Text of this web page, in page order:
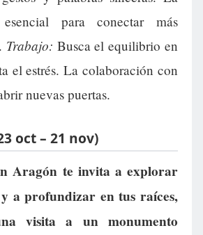
para conectar más
Trabajo: Busca el equilibrio en
el estrés. La colaboración con
nuevas puertas.
oct – 21 nov)
Aragón te invita a explorar
y a profundizar en tus raíces,
visita a un monumento